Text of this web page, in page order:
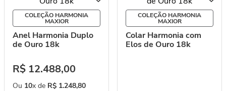
COLEÇÃO HARMONIA
MAXIOR
Anel Harmonia Duplo
de Ouro 18k
R$ 12.488,00
Ou 10x de R$ 1.248,80
COLEÇÃO HARMONIA
MAXIOR
Colar Harmonia com
Elos de Ouro 18k